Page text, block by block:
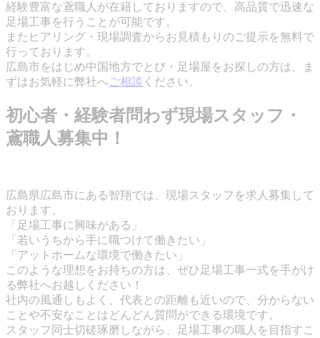
経験豊富な鳶職人が在籍しておりますので、高品質で迅速な
足場工事を行うことが可能です。
またヒアリング・現場調査からお見積もりのご提示を無料で
行っております。
広島市をはじめ中国地方でとび・足場屋をお探しの方は、ま
ずはお気軽に弊社へご相談 ください。
初心者・経験者問わず現場スタッフ・
鳶職人募集中！
広島県広島市にある智翔では、現場スタッフを求人募集して
おります。
「足場工事に興味がある」
「若いうちから手に職つけて働きたい」
「アットホームな環境で働きたい」
このような理想をお持ちの方は、ぜひ足場工事一式を手がけ
る弊社へお越しください！
社内の風通しもよく、代表との距離も近いので、分からない
ことや不安なことはどんどん質問ができる環境です。
スタッフ同士切磋琢磨しながら、足場工事の職人を目指すこ